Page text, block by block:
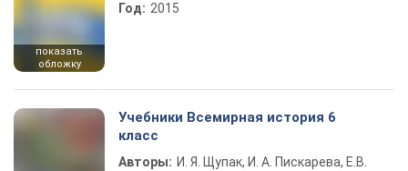
показать
обложку
Год: 2015
Учебники Всемирная история 6
класс
Авторы: И. Я. Щупак, И. А. Пискарева, Е.В.